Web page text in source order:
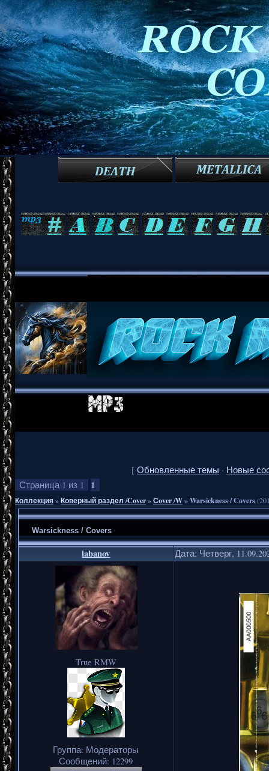
[ Обновленные темы · Новые
Страница 1 из 1 1
Коллекция»Коверный раздел /Cover»Сover /W»Warsickness / Covers
Warsickness / Covers
labanov Дата: Четверг,
True RMW
Группа: Модераторы
Сообщений: 12299